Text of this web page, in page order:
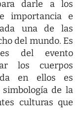
darle a los
importancia e
una de las
del mundo. Es
del evento
los cuerpos
en ellos es
de la
culturas que